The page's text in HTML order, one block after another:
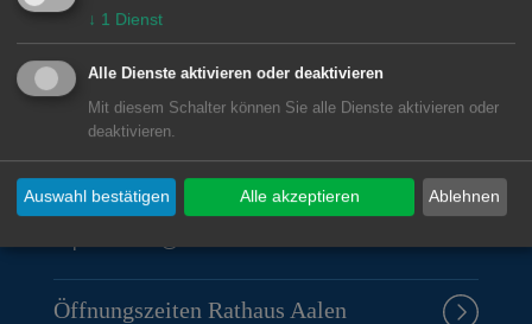
Unsere Anschrift
Rathaus Aalen
Marktplatz 30
73430Aalen
07361 52-0
Öffnungszeiten Rathaus Aalen
↓ 1 Dienst
Alle Dienste aktivieren oder deaktivieren
Mit diesem Schalter können Sie alle Dienste aktivieren oder
deaktivieren.
Ablehnen
Auswahl bestätigen Alle akzeptieren